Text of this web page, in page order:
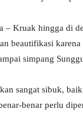
– Kruak hingga di
beautifikasi
simpang
sangat sibuk,
benar perlu